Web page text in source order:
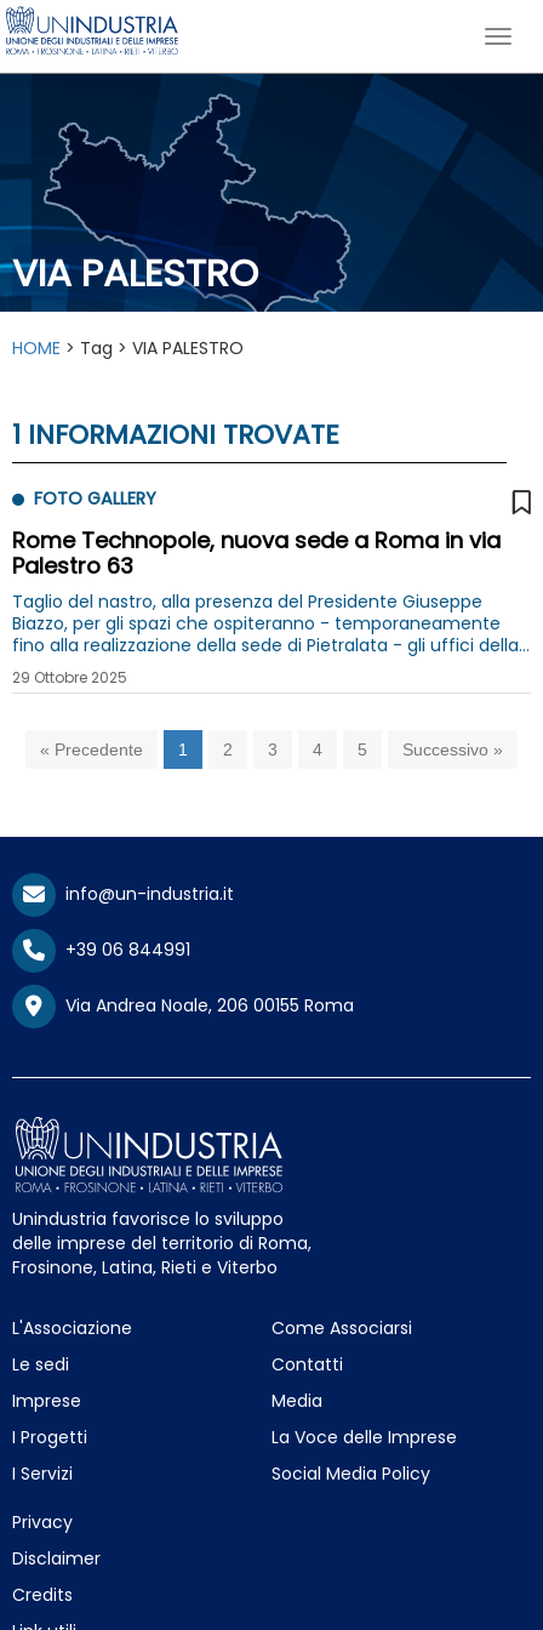
VIA PALESTRO
HOME > Tag > VIA PALESTRO
1 INFORMAZIONI TROVATE
FOTO GALLERY
Rome Technopole, nuova sede a Roma in via
Palestro 63
Taglio del nastro, alla presenza del Presidente Giuseppe
Biazzo, per gli spazi che ospiteranno - temporaneamente
fino alla realizzazione della sede di Pietralata - gli uffici della
Fondazione
29 Ottobre 2025
« Precedente 1 2 3 4 5 Successivo »
info@un-industria.it
+39 06 844991
Via Andrea Noale, 206 00155 Roma
Unindustria favorisce lo sviluppo
delle imprese del territorio di Roma,
Frosinone, Latina, Rieti e Viterbo
L'Associazione
Le sedi
Imprese
I Progetti
I Servizi
Come Associarsi
Contatti
Media
La Voce delle Imprese
Social Media Policy
Privacy
Disclaimer
Credits